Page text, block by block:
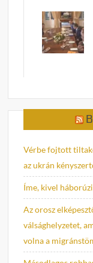
Vérbe fojtott
az ukrán
Íme, kivel
Az orosz
válsághelyzetet,
volna a